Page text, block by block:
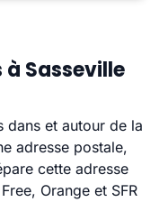
Sasseville
dans et autour de la
adresse postale,
cette adresse
Orange et SFR